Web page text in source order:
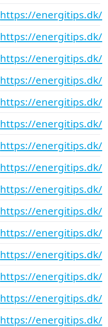
https://energitips.dk/
https://energitips.dk/
https://energitips.dk/
https://energitips.dk/
https://energitips.dk/
https://energitips.dk/
https://energitips.dk/
https://energitips.dk/
https://energitips.dk/
https://energitips.dk/
https://energitips.dk/
https://energitips.dk/
https://energitips.dk/
https://energitips.dk/
https://energitips.dk/